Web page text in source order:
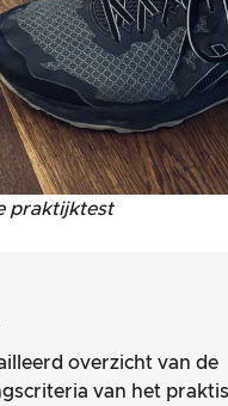
praktijktest
overzicht van de
van het